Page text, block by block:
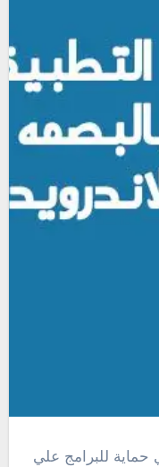
للبرامج علي